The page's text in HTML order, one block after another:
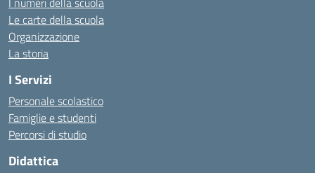
Le carte della scuola
Organizzazione
La storia
I Servizi
Personale scolastico
Famiglie e studenti
Percorsi di studio
Didattica